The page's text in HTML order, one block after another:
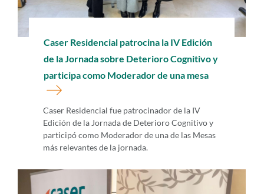
Caser Residencial patrocina la IV Edición
de la Jornada sobre Deterioro Cognitivo y
participa como Moderador de una mesa
Caser Residencial fue patrocinador de la IV
Edición de la Jornada de Deterioro Cognitivo y
participó como Moderador de una de las Mesas
más relevantes de la jornada.